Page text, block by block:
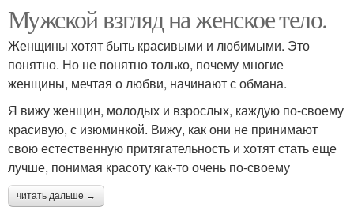
Мужской взгляд на женское тело.
Женщины хотят быть красивыми и любимыми. Это
понятно. Но не понятно только, почему многие
женщины, мечтая о любви, начинают с обмана.
Я вижу женщин, молодых и взрослых, каждую по-своему
красивую, с изюминкой. Вижу, как они не принимают
свою естественную притягательность и хотят стать еще
лучше, понимая красоту как-то очень по-своему
читать дальше →